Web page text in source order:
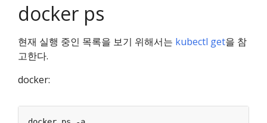
docker ps
현재 실행 중인 목록을 보기 위해서는 kubectl get을 참
고한다.
docker: